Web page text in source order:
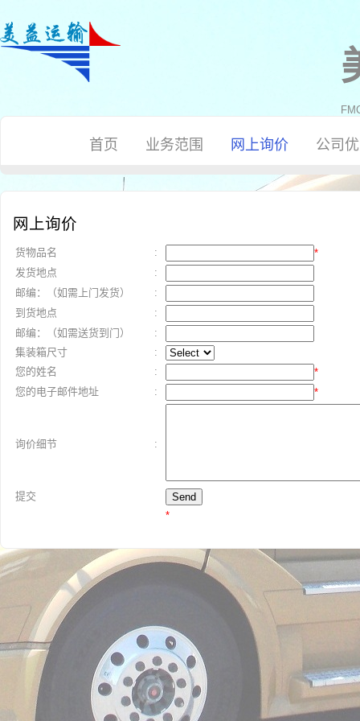
首页 业务范围 网上询价 公司
网上询价
货物品名 :
*
发货地点
:
邮编：（如需上门发货）
:
到货地点
:
邮编：（如需送货到门）
:
集装箱尺寸
:
您的姓名
:
*
您的电子邮件地址
: *
询价细节 :
提交
*